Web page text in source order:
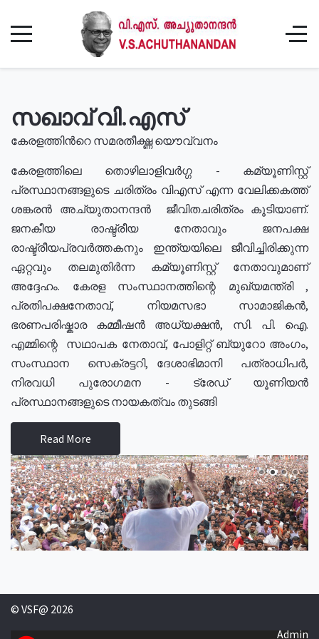
സഖാവ് വി.എസ്
കേരളത്തിൻറെ സമരതീക്ഷ്ണ യൌവ്വനം
കേരളത്തിലെ തൊഴിലാളിവർഗ്ഗ - കമ്യൂണിസ്റ്റ്
പ്രസ്ഥാനങ്ങളുടെ ചരിത്രം വിഎസ് എന്ന വേലിക്കകത്ത്
ശങ്കരൻ അച്യുതാനന്ദൻ ജീവിതചരിത്രം കൂടിയാണ്.
ജനകീയ രാഷ്ട്രീയ നേതാവും ജനപക്ഷ
രാഷ്ട്രീയപ്രവർത്തകനും ഇന്ത്യയിലെ ജീവിച്ചിരിക്കുന്ന
ഏറ്റവും തലമുതിർന്ന കമ്യൂണിസ്റ്റ് നേതാവുമാണ്
അദ്ദേഹം. കേരള സംസ്ഥാനത്തിന്റെ മുഖ്യമന്ത്രി ,
പ്രതിപക്ഷനേതാവ്, നിയമസഭാ സാമാജികൻ,
ഭരണപരിഷ്കാര കമ്മീഷൻ അധ്യക്ഷൻ, സി. പി. ഐ.
എമ്മിന്റെ സഥാപക നേതാവ്, പോളിറ്റ് ബ്യുറോ അംഗം,
സംസ്ഥാന സെക്രട്ടറി, ദേശാഭിമാനി പത്രാധിപർ,
നിരവധി പുരോഗമന - ട്രേഡ് യൂണിയൻ
പ്രസ്ഥാനങ്ങളുടെ നായകത്വം തുടങ്ങി
Read More
© VSF@ 2026
Admin